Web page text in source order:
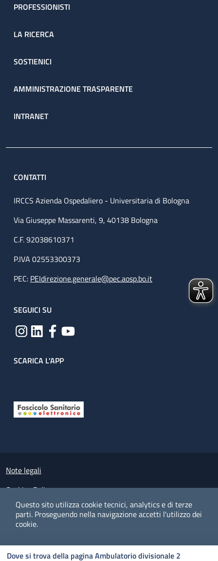
Questo sito utilizza cookie tecnici, analytics e di terze
parti. Proseguendo nella navigazione accetti l'utilizzo dei
cookie.
Dove si trova della pagina Ambulatorio divisionale 2
PROFESSIONISTI
LA RICERCA
SOSTIENICI
AMMINISTRAZIONE TRASPARENTE
INTRANET
CONTATTI
IRCCS Azienda Ospedaliero - Universitaria di Bologna
Via Giuseppe Massarenti, 9, 40138 Bologna
C.F. 92038610371
P.IVA 02553300373
PEC: PEIdirezione.generale@pec.aosp.bo.it
SEGUICI SU
SCARICA L'APP
Small prints
Note legali
Cookies Policy
Policy privacy e protezione del dato personale
Albo pretorio on-line
Dichiarazione di accessibilità